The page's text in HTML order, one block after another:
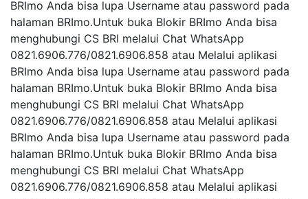
BRImo Anda bisa lupa Username atau password pada
halaman BRImo.Untuk buka Blokir BRImo Anda bisa
menghubungi CS BRl melalui Chat WhatsApp
0821.6906.776/0821.6906.858 atau Melalui aplikasi
BRImo Anda bisa lupa Username atau password pada
halaman BRImo.Untuk buka Blokir BRImo Anda bisa
menghubungi CS BRl melalui Chat WhatsApp
0821.6906.776/0821.6906.858 atau Melalui aplikasi
BRImo Anda bisa lupa Username atau password pada
halaman BRImo.Untuk buka Blokir BRImo Anda bisa
menghubungi CS BRl melalui Chat WhatsApp
0821.6906.776/0821.6906.858 atau Melalui aplikasi